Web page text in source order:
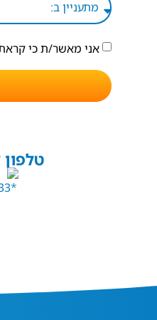
אני מאשר/ת כי
טלפון